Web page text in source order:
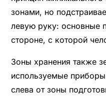
зонами, но
левую руку: основные
стороне, с которой
Зоны хранения также
используемые
слева от зоны